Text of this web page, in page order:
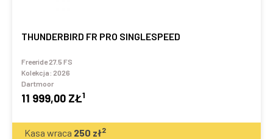
THUNDERBIRD FR PRO SINGLESPEED
Freeride 27.5 FS
Kolekcja: 2026
Dartmoor
11 999,00 ZŁ1
Kasa wraca 250 zł2